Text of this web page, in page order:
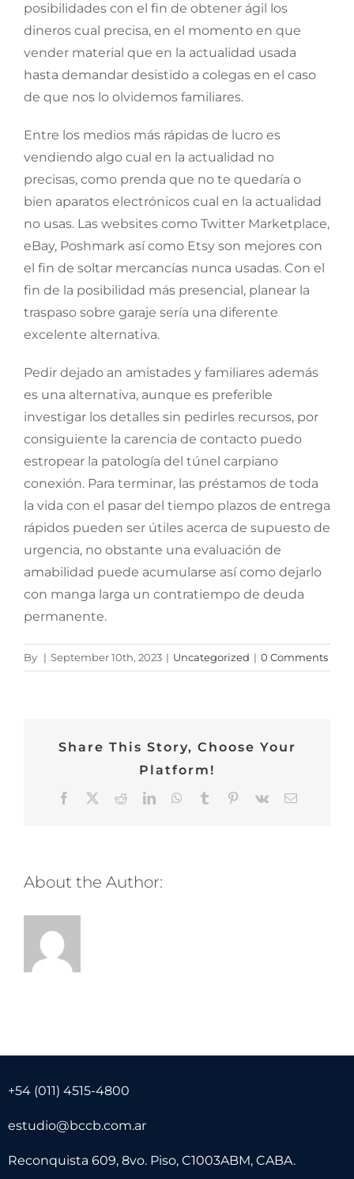
posibilidades con el fin de obtener ágil los
dineros cual precisa, en el momento en que
vender material que en la actualidad usada
hasta demandar desistido a colegas en el caso
de que nos lo olvidemos familiares.
Entre los medios más rápidas de lucro es
vendiendo algo cual en la actualidad no
precisas, como prenda que no te quedaría o
bien aparatos electrónicos cual en la actualidad
no usas. Las websites como Twitter Marketplace,
eBay, Poshmark así­ como Etsy son mejores con
el fin de soltar mercancías nunca usadas. Con el
fin de la posibilidad más presencial, planear la
traspaso sobre garaje serí­a una diferente
excelente alternativa.
Pedir dejado an amistades y familiares además
es una alternativa, aunque es preferible
investigar los detalles sin pedirles recursos, por
consiguiente la carencia de contacto puedo
estropear la patologí­a del túnel carpiano
conexión. Para terminar, las préstamos de toda
la vida con el pasar del tiempo plazos de entrega
rápidos pueden ser útiles acerca de supuesto de
urgencia, no obstante una evaluación de
amabilidad puede acumularse así­ como dejarlo
con manga larga un contratiempo de deuda
permanente.
By | September 10th, 2023 | Uncategorized | 0 Comments
Share This Story, Choose Your
Platform!
Facebook
TwitterRedditLinkedInWhatsApp
Tumblr Pinterest
Vk Email
About the Author:
+54 (011) 4515-4800
estudio@bccb.com.ar
Reconquista 609, 8vo. Piso, C1003ABM, CABA.